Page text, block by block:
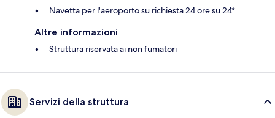
Navetta per l'aeroporto su richiesta 24 ore su 24*
Altre informazioni
Struttura riservata ai non fumatori
Servizi della struttura